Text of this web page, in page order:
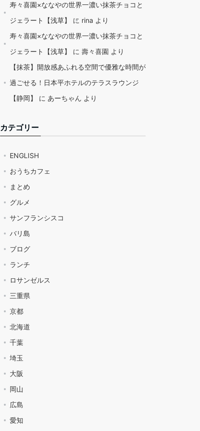
寿々喜園×ななやの世界一濃い抹茶チョコと
ジェラート【浅草】
に rina より
寿々喜園×ななやの世界一濃い抹茶チョコと
ジェラート【浅草】
に 壽々喜園 より
【抹茶】開放感あふれる空間で優雅な時間が
過ごせる！日本平ホテルのテラスラウンジ
【静岡】
に あーちゃん より
カテゴリー
ENGLISH
おうちカフェ
まとめ
グルメ
サンフランシスコ
バリ島
ブログ
ランチ
ロサンゼルス
三重県
京都
北海道
千葉
埼玉
大阪
岡山
広島
愛知